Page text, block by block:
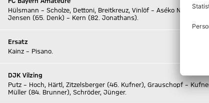
Hülsmann – Scholze, Dettoni, Breitkreuz, Vinlöf – Aséko Nkili
Jensen (65. Denk) – Kern (82. Jonathans).
Ersatz
Kainz – Pisano.
DJK Vilzing
Putz – Hoch, Härtl, Zitzelsberger (46. Kufner), Grauschopf –
Müller (84. Brunner), Schröder, Jünger.